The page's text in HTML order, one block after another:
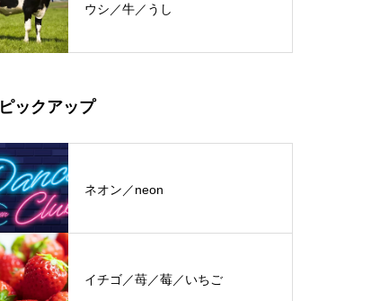
ウシ／牛／うし
ピックアップ
ネオン／neon
イチゴ／苺／莓／いちご